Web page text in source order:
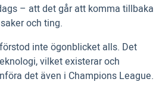
– att det går att komma tillbaka
och ting.
inte ögonblicket alls. Det
vilket existerar och
det även i Champions League.